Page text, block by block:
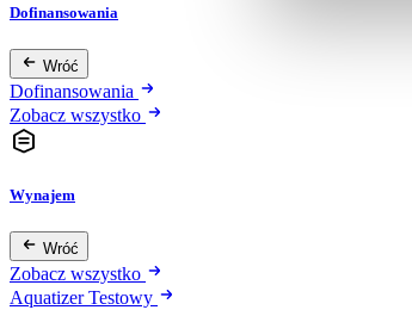
Dofinansowania
Wróć
Dofinansowania
Zobacz wszystko
Wynajem
Wróć
Zobacz wszystko
Aquatizer Testowy